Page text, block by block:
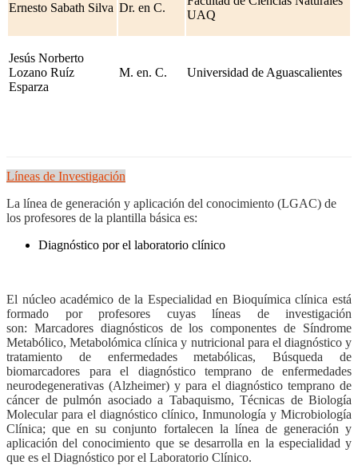
Ernesto Sabath Silva Dr. en C.
UAQ
Jesús Norberto
Lozano Ruíz
Esparza
M. en. C. Universidad de Aguascalientes
Líneas de Investigación
La línea de generación y aplicación del conocimiento (LGAC) de
los profesores de la plantilla básica es:
Diagnóstico por el laboratorio clínico
El núcleo académico de la Especialidad en Bioquímica clínica está
formado por profesores cuyas líneas de investigación
son: Marcadores diagnósticos de los componentes de Síndrome
Metabólico, Metabolómica clínica y nutricional para el diagnóstico y
tratamiento de enfermedades metabólicas, Búsqueda de
biomarcadores para el diagnóstico temprano de enfermedades
neurodegenerativas (Alzheimer) y para el diagnóstico temprano de
cáncer de pulmón asociado a Tabaquismo, Técnicas de Biología
Molecular para el diagnóstico clínico, Inmunología y Microbiología
Clínica; que en su conjunto fortalecen la línea de generación y
aplicación del conocimiento que se desarrolla en la especialidad y
que es el Diagnóstico por el Laboratorio Clínico.